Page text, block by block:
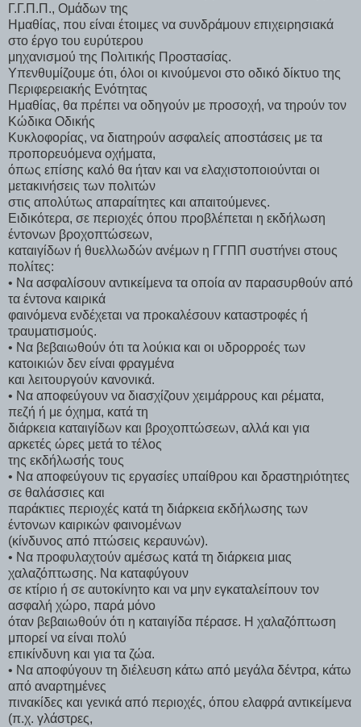
Γ.Γ.Π.Π., Ομάδων της
Ημαθίας, που είναι έτοιμες να συνδράμουν επιχειρησιακά
στο έργο του ευρύτερου
μηχανισμού της Πολιτικής Προστασίας.
Υπενθυμίζουμε ότι, όλοι οι κινούμενοι στο οδικό δίκτυο της
Περιφερειακής Ενότητας
Ημαθίας, θα πρέπει να οδηγούν με προσοχή, να τηρούν τον
Κώδικα Οδικής
Κυκλοφορίας, να διατηρούν ασφαλείς αποστάσεις με τα
προπορευόμενα οχήματα,
όπως επίσης καλό θα ήταν και να ελαχιστοποιούνται οι
μετακινήσεις των πολιτών
στις απολύτως απαραίτητες και απαιτούμενες.
Ειδικότερα, σε περιοχές όπου προβλέπεται η εκδήλωση
έντονων βροχοπτώσεων,
καταιγίδων ή θυελλωδών ανέμων η ΓΓΠΠ συστήνει στους
πολίτες:
• Να ασφαλίσουν αντικείμενα τα οποία αν παρασυρθούν από
τα έντονα καιρικά
φαινόμενα ενδέχεται να προκαλέσουν καταστροφές ή
τραυματισμούς.
• Να βεβαιωθούν ότι τα λούκια και οι υδρορροές των
κατοικιών δεν είναι φραγμένα
και λειτουργούν κανονικά.
• Να αποφεύγουν να διασχίζουν χειμάρρους και ρέματα,
πεζή ή με όχημα, κατά τη
διάρκεια καταιγίδων και βροχοπτώσεων, αλλά και για
αρκετές ώρες μετά το τέλος
της εκδήλωσής τους
• Να αποφεύγουν τις εργασίες υπαίθρου και δραστηριότητες
σε θαλάσσιες και
παράκτιες περιοχές κατά τη διάρκεια εκδήλωσης των
έντονων καιρικών φαινομένων
(κίνδυνος από πτώσεις κεραυνών).
• Να προφυλαχτούν αμέσως κατά τη διάρκεια μιας
χαλαζόπτωσης. Να καταφύγουν
σε κτίριο ή σε αυτοκίνητο και να μην εγκαταλείπουν τον
ασφαλή χώρο, παρά μόνο
όταν βεβαιωθούν ότι η καταιγίδα πέρασε. Η χαλαζόπτωση
μπορεί να είναι πολύ
επικίνδυνη και για τα ζώα.
• Να αποφύγουν τη διέλευση κάτω από μεγάλα δέντρα, κάτω
από αναρτημένες
πινακίδες και γενικά από περιοχές, όπου ελαφρά αντικείμενα
(π.χ. γλάστρες,